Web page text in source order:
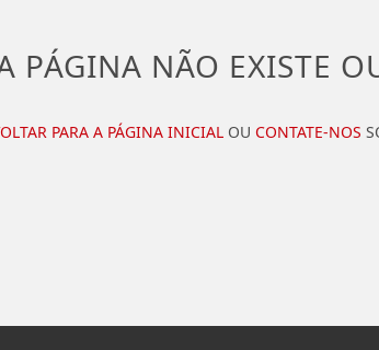
PÁGINA NÃO EXISTE
PARA A PÁGINA INICIALOU CONTATE-NOS